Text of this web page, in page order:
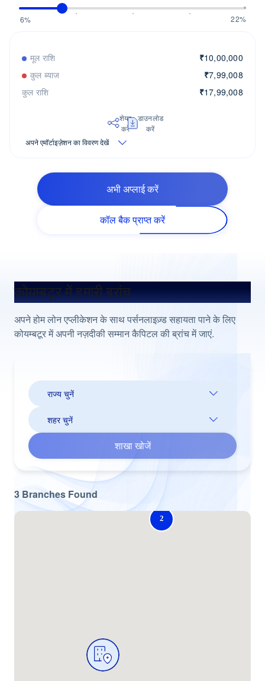
6% 22%
मूल राशि ₹10,00,000
कुल ब्याज
₹7,99,008
कुल राशि
₹17,99,008
शेयर
करें
डाउनलोड
करें
अपने एमॉर्टाइज़ेशन का विवरण देखें
अभी अप्लाई करें
कॉल बैक प्राप्त करें
कोयम्बटूर में हमारी ब्रांच
अपने होम लोन एप्लीकेशन के साथ पर्सनलाइज़्ड सहायता पाने के लिए
कोयम्बटूर में अपनी नज़दीकी सम्मान कैपिटल की ब्रांच में जाएं.
शाखा खोजें
3 Branches Found